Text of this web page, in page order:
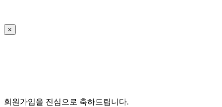
×
회원가입을 진심으로 축하드립니다.